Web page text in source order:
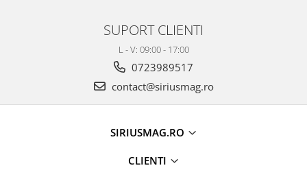
SUPORT CLIENTI
L - V: 09:00 - 17:00
0723989517
contact@siriusmag.ro
SIRIUSMAG.RO
CLIENTI